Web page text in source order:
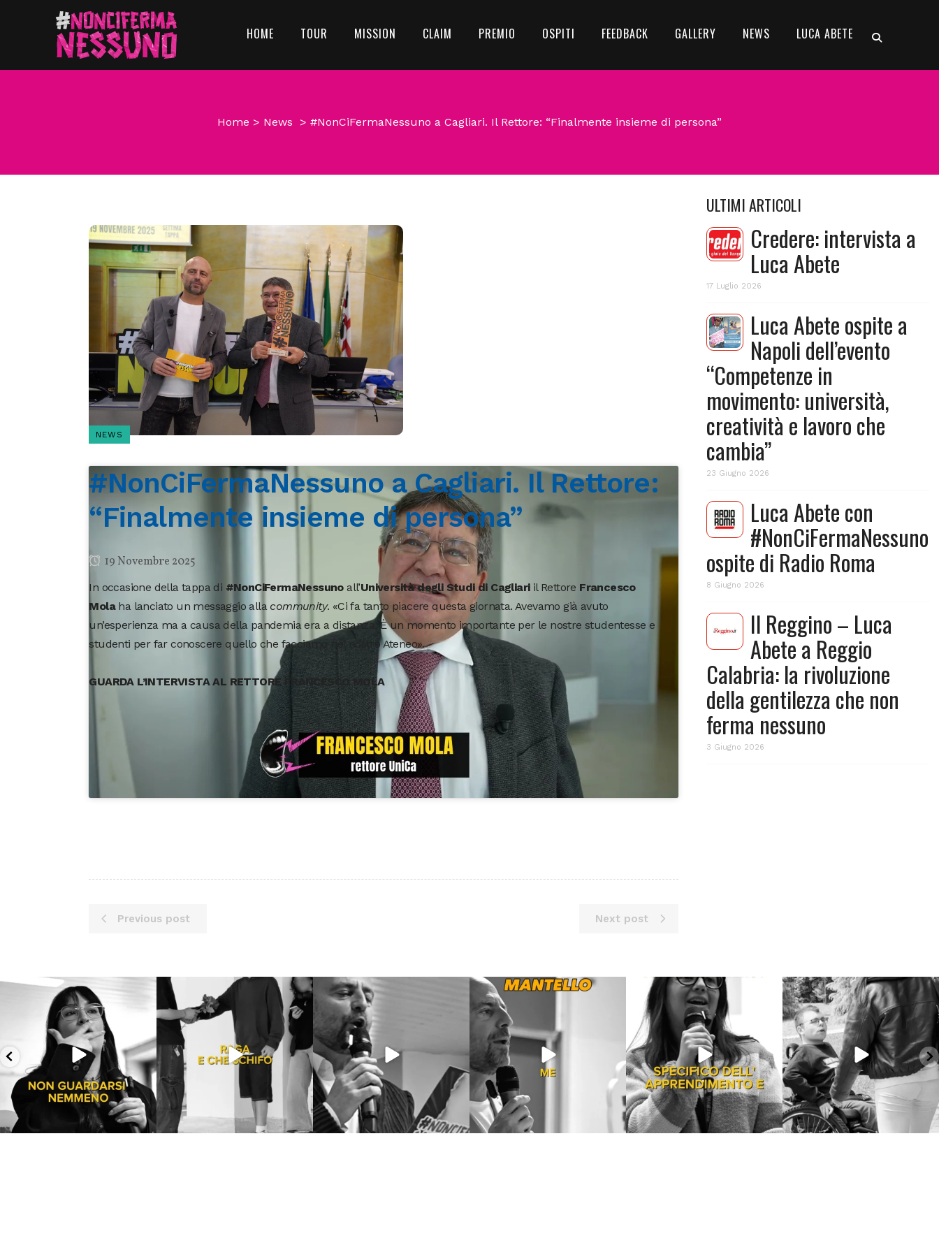
HOME TOUR MISSION CLAIM PREMIO OSPITI FEEDBACK GALLERY NEWS LUCA ABETE
Home > News > #NonCiFermaNessuno a Cagliari. Il Rettore: “Finalmente insieme di persona”
NEWS
#NonCiFermaNessuno a Cagliari. Il Rettore:
“Finalmente insieme di persona”
19 Novembre 2025
In occasione della tappa di #NonCiFermaNessunoall’Università degli Studi di Cagliari il Rettore Francesco
Mola ha lanciato un messaggio alla community. «Ci fa tanto piacere questa giornata. Avevamo già avuto
un’esperienza ma a causa della pandemia era a distanza. È un momento importante per le nostre studentesse e
studenti per far conoscere quello che facciamo nel nostro Ateneo».
GUARDA L’INTERVISTA AL RETTORE FRANCESCO MOLA
Previous post Next post
ULTIMI ARTICOLI
Credere: intervista a
Luca Abete
17 Luglio 2026
Luca Abete ospite a
Napoli dell’evento
“Competenze in
movimento: università,
creatività e lavoro che
cambia”
23 Giugno 2026
Luca Abete con
#NonCiFermaNessuno
ospite di Radio Roma
8 Giugno 2026
Il Reggino – Luca
Abete a Reggio
Calabria: la rivoluzione
della gentilezza che non
ferma nessuno
3 Giugno 2026
Lug 13
199 10
Lug 9
54
Giu 18 Giu 16
6972 382
Giu 14
286 14